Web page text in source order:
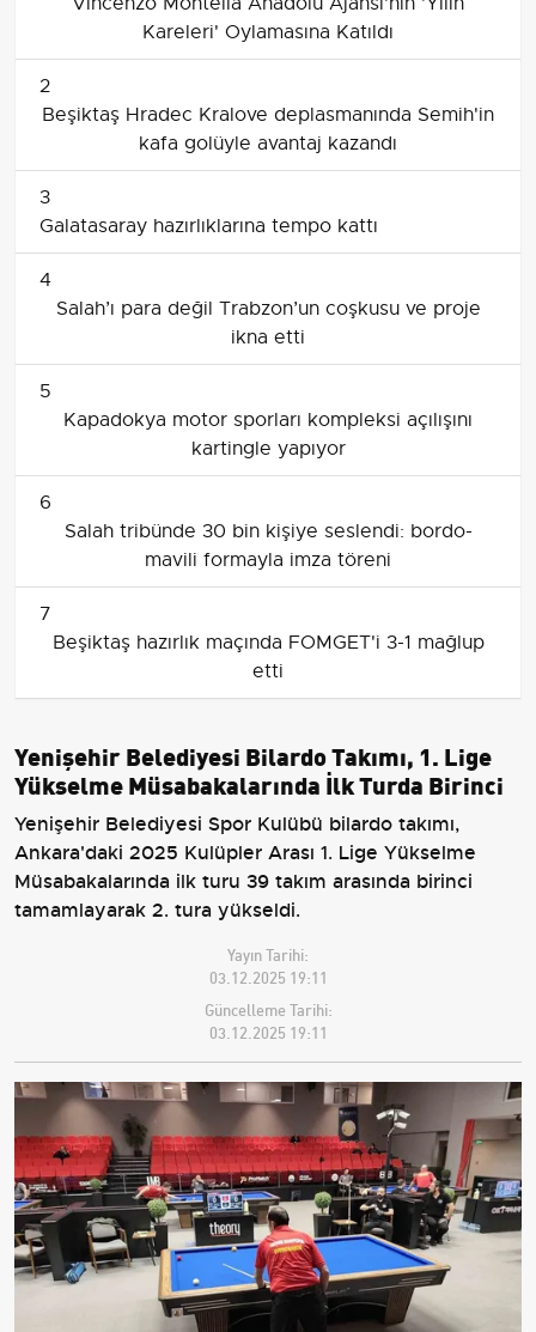
Kareleri' Oylamasına Katıldı
2
Beşiktaş Hradec Kralove deplasmanında Semih'in
kafa golüyle avantaj kazandı
3
Galatasaray hazırlıklarına tempo kattı
4
Salah’ı para değil Trabzon’un coşkusu ve proje
ikna etti
5
Kapadokya motor sporları kompleksi açılışını
kartingle yapıyor
6
Salah tribünde 30 bin kişiye seslendi: bordo-
mavili formayla imza töreni
7
Beşiktaş hazırlık maçında FOMGET'i 3-1 mağlup
etti
Yenişehir Belediyesi Bilardo Takımı, 1. Lige
Yükselme Müsabakalarında İlk Turda Birinci
Yenişehir Belediyesi Spor Kulübü bilardo takımı,
Ankara'daki 2025 Kulüpler Arası 1. Lige Yükselme
Müsabakalarında ilk turu 39 takım arasında birinci
tamamlayarak 2. tura yükseldi.
Yayın Tarihi:
03.12.2025 19:11
Güncelleme Tarihi:
03.12.2025 19:11